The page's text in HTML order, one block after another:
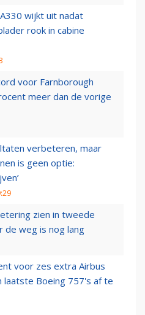
wijkt uit nadat
rook in cabine
voor Farnborough
meer dan de vorige
verbeteren, maar
is geen optie:
zien in tweede
de weg is nog lang
voor zes extra Airbus
laatste Boeing 757's af te